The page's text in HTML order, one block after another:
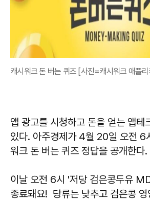
캐시워크 돈 버는 퀴즈 [사진=캐시워크 애플
앱 광고를 시청하고 돈을 얻는 앱테
있다. 아주경제가 4월 20일 오전 6
워크 돈 버는 퀴즈 정답을 공개한다.
이날 오전 6시 '저당 검은콩두유
종료돼요! 당류는 낮추고 검은콩